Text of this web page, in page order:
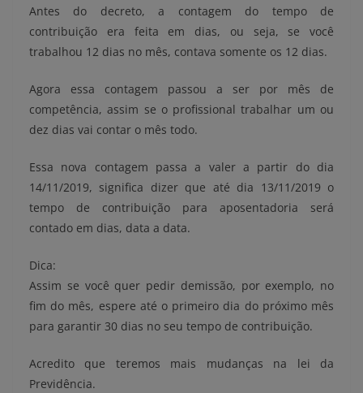
Antes do decreto, a contagem do tempo de
contribuição era feita em dias, ou seja, se você
trabalhou 12 dias no mês, contava somente os 12 dias.
Agora essa contagem passou a ser por mês de
competência, assim se o profissional trabalhar um ou
dez dias vai contar o mês todo.
Essa nova contagem passa a valer a partir do dia
14/11/2019, significa dizer que até dia 13/11/2019 o
tempo de contribuição para aposentadoria será
contado em dias, data a data.
Dica:
Assim se você quer pedir demissão, por exemplo, no
fim do mês, espere até o primeiro dia do próximo mês
para garantir 30 dias no seu tempo de contribuição.
Acredito que teremos mais mudanças na lei da
Previdência.